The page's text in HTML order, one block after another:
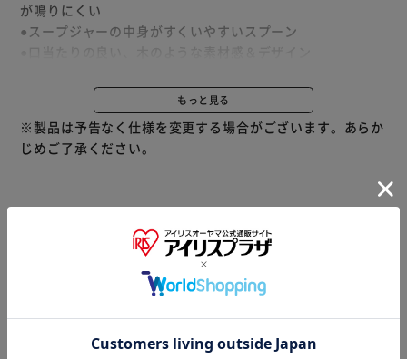
が鳴りにくい
●スープジャーの中身がすくいやすいスプーン
もっと見る
※製品は予告なく仕様を変更する場合がございます。あらか
じめご了承ください。
までお時間を頂く場合がございます。
また、商品がメーカーにて完売となっていた場合、キャンセ
ル又は注文内容の変更をお願いいたしております。